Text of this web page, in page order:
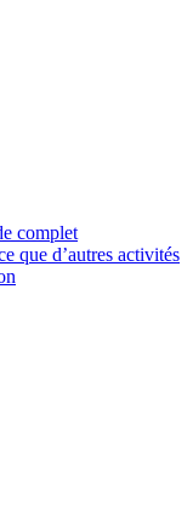
complet
que d’autres activités